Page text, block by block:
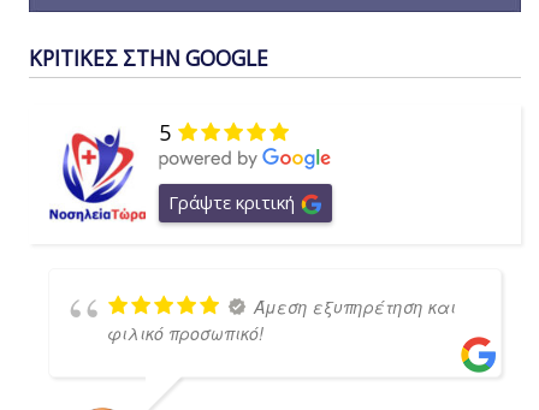
ΚΡΙΤΙΚΕΣ ΣΤΗΝ GOOGLE
5
Γράψτε κριτική
Άμεση εξυπηρέτηση και
φιλικό προσωπικό!